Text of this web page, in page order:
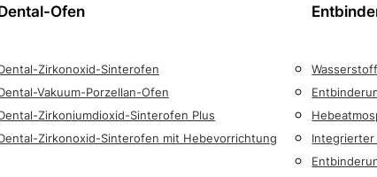
Ofen
Zirkonoxid-Sinterofen
Vakuum-Porzellan-Ofen
Zirkoniumdioxid-Sinterofen Plus
Zirkonoxid-Sinterofen mit Hebevorrichtung
Integrierter